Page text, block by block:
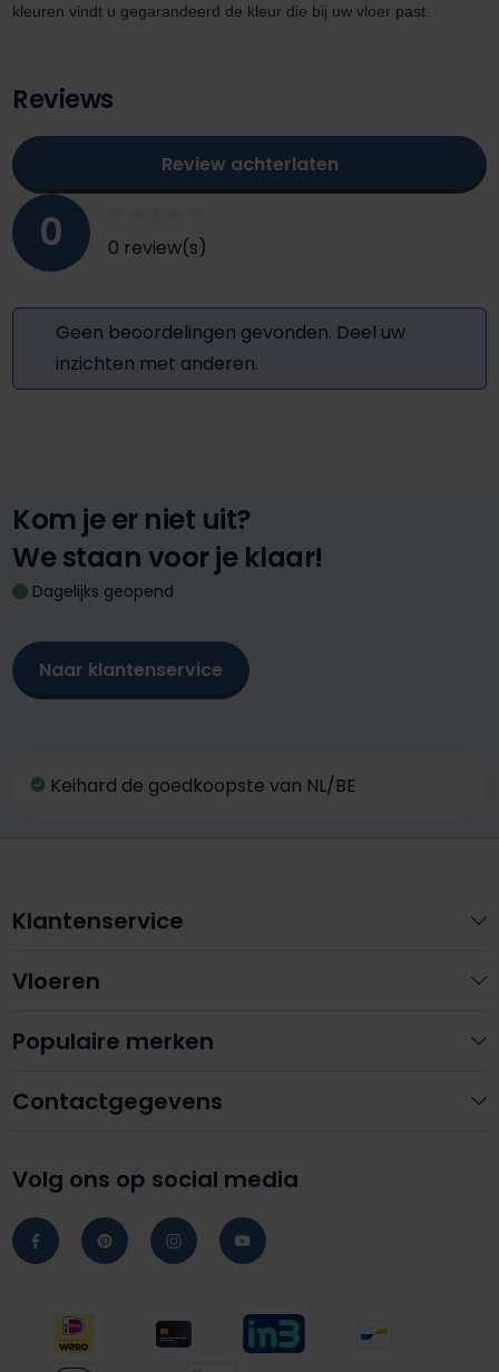
kleuren vindt u gegarandeerd de kleur die bij uw vloer past.
Reviews
0 0 review(s)
Review achterlaten
Geen beoordelingen gevonden. Deel uw
inzichten met anderen.
Kom je er niet uit?
We staan voor je klaar!
Dagelijks geopend
Naar klantenservice
Keihard de goedkoopste van NL/BE
Contactgegevens
Volg ons op social media
Klantenservice
Vloeren
Populaire merken